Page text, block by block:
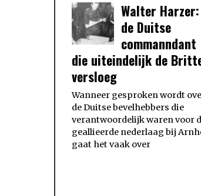
Walter Harzer:
de Duitse
commanndant
die uiteindelijk de
versloeg
Wanneer gesproken wordt
de Duitse bevelhebbers die
verantwoordelijk waren voor
geallieerde nederlaag bij
gaat het vaak over